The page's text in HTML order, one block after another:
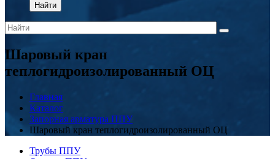
Найти
Шаровый кран
теплогидроизолированный ОЦ
Главная
Каталог
Запорная арматура ППУ
Шаровый кран теплогидроизолированный ОЦ
Трубы ППУ